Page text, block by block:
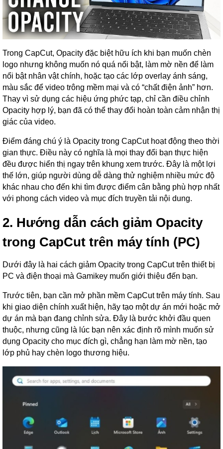
Trong CapCut, Opacity đặc biệt hữu ích khi bạn muốn chèn
logo nhưng không muốn nó quá nổi bật, làm mờ nền để làm
nổi bật nhân vật chính, hoặc tạo các lớp overlay ánh sáng,
màu sắc để video trông mềm mại và có “chất điện ảnh” hơn.
Thay vì sử dụng các hiệu ứng phức tạp, chỉ cần điều chỉnh
Opacity hợp lý, bạn đã có thể thay đổi hoàn toàn cảm nhận thị
giác của video.
Điểm đáng chú ý là Opacity trong CapCut hoạt động theo thời
gian thực. Điều này có nghĩa là mọi thay đổi bạn thực hiện
đều được hiển thị ngay trên khung xem trước. Đây là một lợi
thế lớn, giúp người dùng dễ dàng thử nghiệm nhiều mức độ
khác nhau cho đến khi tìm được điểm cân bằng phù hợp nhất
với phong cách video và mục đích truyền tải nội dung.
2. Hướng dẫn cách giảm Opacity
trong CapCut trên máy tính (PC)
Dưới đây là hai cách giảm Opacity trong CapCut trên thiết bị
PC và điện thoại mà Gamikey muốn giới thiệu đến bạn.
Trước tiên, bạn cần mở phần mềm CapCut trên máy tính. Sau
khi giao diện chính xuất hiện, hãy tạo một dự án mới hoặc mở
dự án mà bạn đang chỉnh sửa. Đây là bước khởi đầu quen
thuộc, nhưng cũng là lúc bạn nên xác định rõ mình muốn sử
dụng Opacity cho mục đích gì, chẳng hạn làm mờ nền, tạo
lớp phủ hay chèn logo thương hiệu.